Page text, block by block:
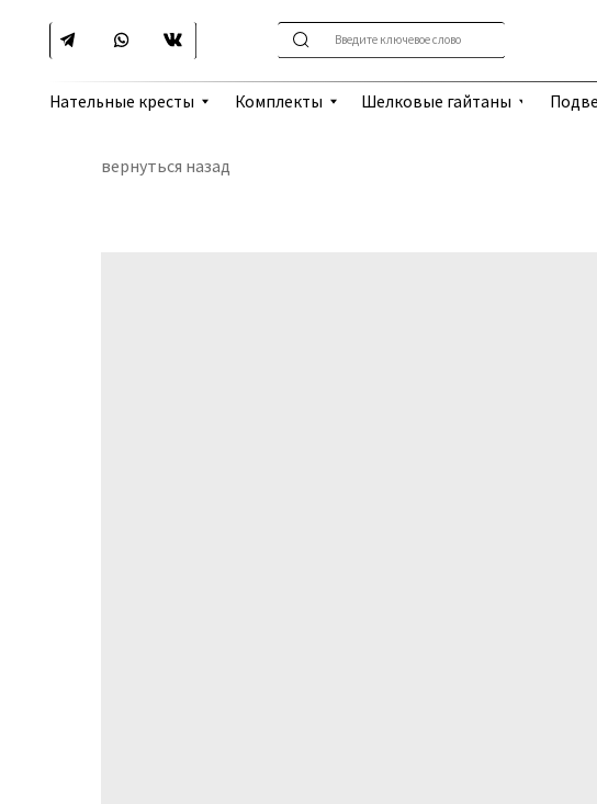
Нательные кресты Комплекты Шелковые гайтаны Подвесы
Введите ключевое слово
вернуться назад